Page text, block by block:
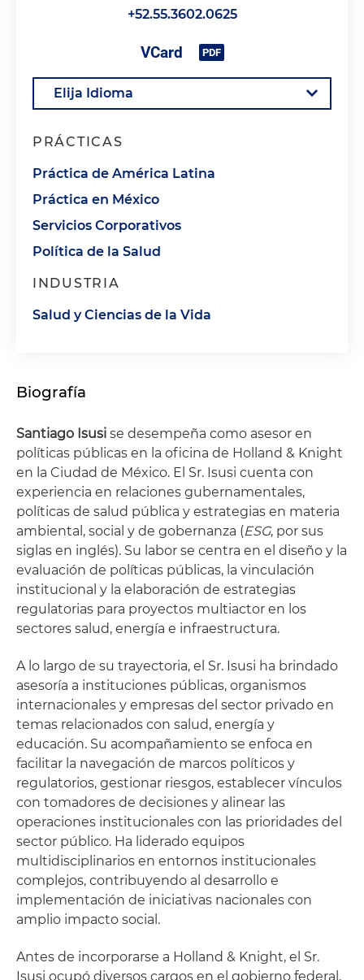
+52.55.3602.0625
PRÁCTICAS
Práctica de América Latina
Práctica en México
Servicios Corporativos
Política de la Salud
INDUSTRIA
Salud y Ciencias de la Vida
Biografía
Santiago Isusi se desempeña como asesor en
políticas públicas en la oficina de Holland & Knight
en la Ciudad de México. El Sr. Isusi cuenta con
experiencia en relaciones gubernamentales,
políticas de salud pública y estrategias en materia
ambiental, social y de gobernanza (ESG, por sus
siglas en inglés). Su labor se centra en el diseño y la
evaluación de políticas públicas, la vinculación
institucional y la elaboración de estrategias
regulatorias para proyectos multiactor en los
sectores salud, energía e infraestructura.
A lo largo de su trayectoria, el Sr. Isusi ha brindado
asesoría a instituciones públicas, organismos
internacionales y empresas del sector privado en
temas relacionados con salud, energía y
educación. Su acompañamiento se enfoca en
facilitar la navegación de marcos políticos y
regulatorios, gestionar riesgos, establecer vínculos
con tomadores de decisiones y alinear las
operaciones institucionales con las prioridades del
sector público. Ha liderado equipos
multidisciplinarios en entornos institucionales
complejos, contribuyendo al desarrollo e
implementación de iniciativas nacionales con
amplio impacto social.
Antes de incorporarse a Holland & Knight, el Sr.
Isusi ocupó diversos cargos en el gobierno federal,